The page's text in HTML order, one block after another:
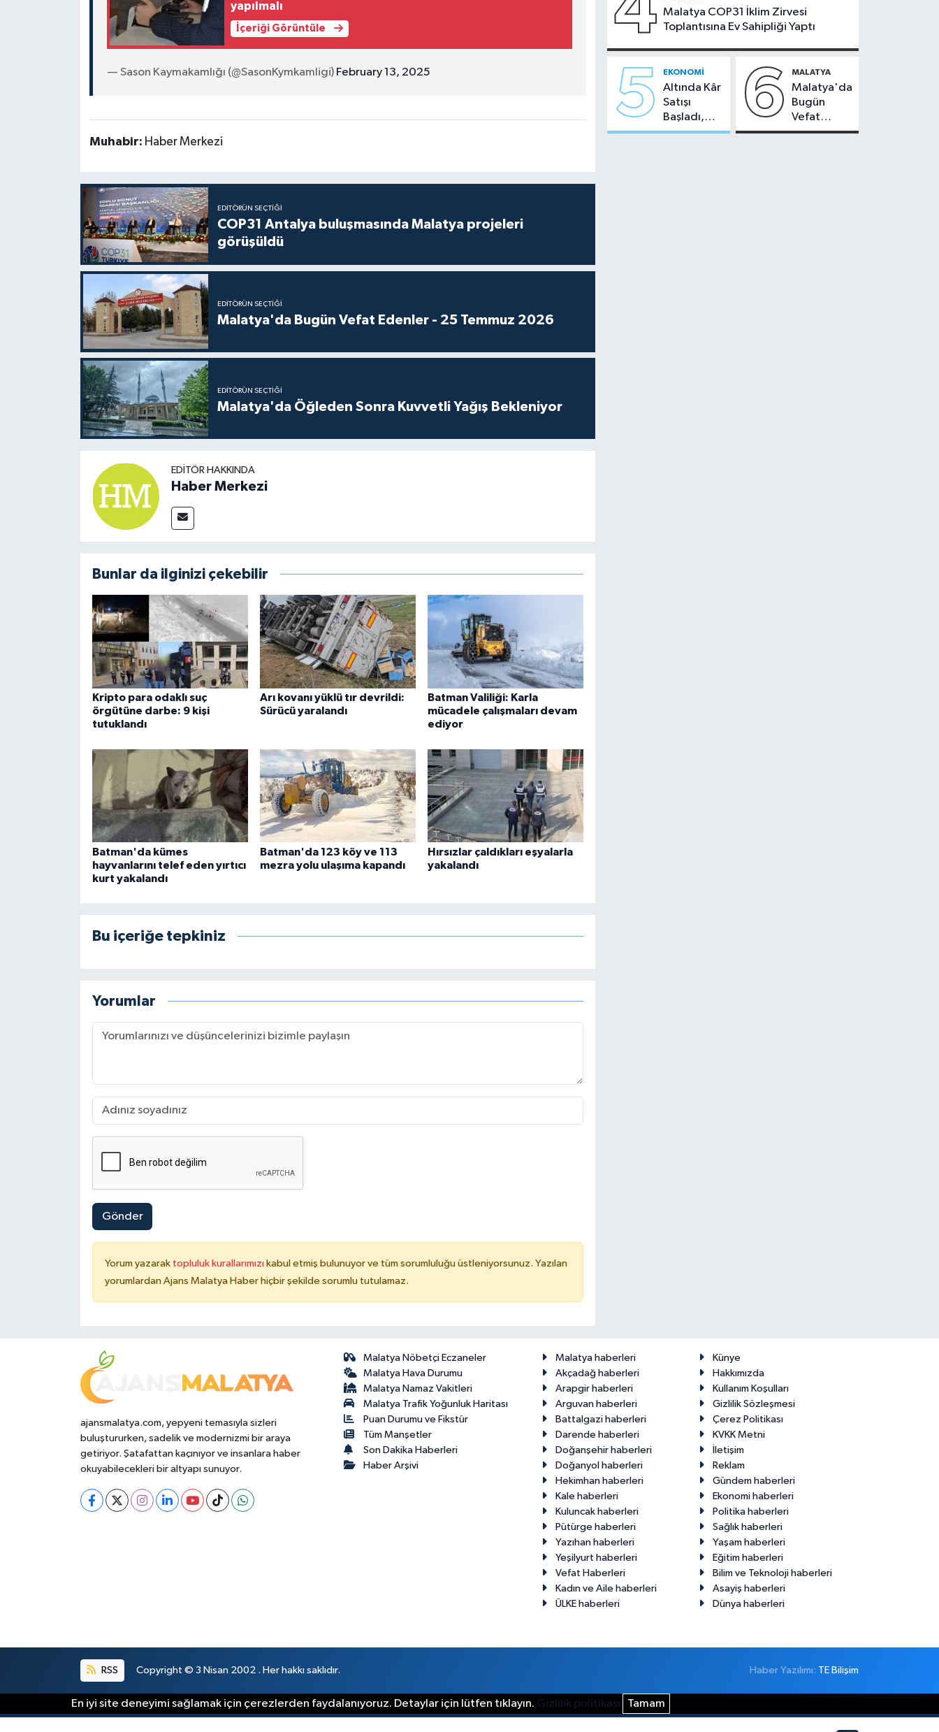
yapılmalı
İçeriği Görüntüle
— Sason Kaymakamlığı (@SasonKymkamligi) February 13, 2025
Muhabir: Haber Merkezi
EDITÖRÜN SEÇTIĞI
COP31 Antalya buluşmasında Malatya projeleri
görüşüldü
EDITÖRÜN SEÇTIĞI
Malatya'da Bugün Vefat Edenler - 25 Temmuz 2026
EDITÖRÜN SEÇTIĞI
Malatya'da Öğleden Sonra Kuvvetli Yağış Bekleniyor
EDITÖR HAKKINDA
Haber Merkezi
Bunlar da ilginizi çekebilir
Kripto para odaklı suç
örgütüne darbe: 9 kişi
tutuklandı
Arı kovanı yüklü tır devrildi:
Sürücü yaralandı
Batman Valiliği: Karla
mücadele çalışmaları devam
ediyor
Batman'da kümes
hayvanlarını telef eden yırtıcı
kurt yakalandı
Batman'da 123 köy ve 113
mezra yolu ulaşıma kapandı
Hırsızlar çaldıkları eşyalarla
yakalandı
Bu içeriğe tepkiniz
Yorumlar
Gönder
Yorum yazarak topluluk kurallarımızı kabul etmiş bulunuyor ve tüm sorumluluğu üstleniyorsunuz. Yazılan
yorumlardan Ajans Malatya Haber hiçbir şekilde sorumlu tutulamaz.
Çekiliyor
2026
Malatya COP31 İklim Zirvesi
Toplantısına Ev Sahipliği Yaptı
5 EKONOMI
Altında Kâr
Satışı
Başladı,
Malatya'da
6 MALATYA
Malatya'da
Bugün
Vefat
Edenler -
ajansmalatya.com, yepyeni temasıyla sizleri
buluştururken, sadelik ve modernizmi bir araya
getiriyor. Şatafattan kaçınıyor ve insanlara haber
okuyabilecekleri bir altyapı sunuyor.
Malatya Nöbetçi Eczaneler
Malatya Hava Durumu
Malatya Namaz Vakitleri
Malatya Trafik Yoğunluk Haritası
Puan Durumu ve Fikstür
Tüm Manşetler
Son Dakika Haberleri
Haber Arşivi
Malatya haberleri
Künye
Akçadağ haberleri
Hakkımızda
Arapgir haberleri
Kullanım Koşulları
Arguvan haberleri
Gizlilik Sözleşmesi
Battalgazi haberleri
Çerez Politikası
Darende haberleri
KVKK Metni
Doğanşehir haberleri
İletişim
Doğanyol haberleri
Reklam
Hekimhan haberleri
Gündem haberleri
Kale haberleri
Ekonomi haberleri
Kuluncak haberleri
Politika haberleri
Pütürge haberleri
Sağlık haberleri
Yazıhan haberleri
Yaşam haberleri
Yeşilyurt haberleri
Eğitim haberleri
Vefat Haberleri
Bilim ve Teknoloji haberleri
Kadın ve Aile haberleri
Asayiş haberleri
ÜLKE haberleri
Dünya haberleri
RSS Copyright © 3 Nisan 2002 . Her hakkı saklıdır. Haber Yazılımı: TE Bilişim
En iyi site deneyimi sağlamak için çerezlerden faydalanıyoruz. Detaylar için lütfen tıklayın. Gizlilik politikası Tamam